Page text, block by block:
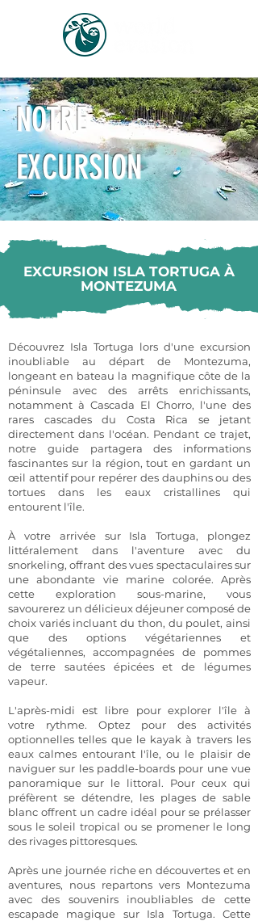
NOTRE
EXCURSION
EXCURSION ISLA TORTUGA À
MONTEZUMA
Découvrez Isla Tortuga lors d'une excursion
inoubliable au départ de Montezuma,
longeant en bateau la magnifique côte de la
péninsule avec des arrêts enrichissants,
notamment à Cascada El Chorro, l'une des
rares cascades du Costa Rica se jetant
directement dans l'océan. Pendant ce trajet,
notre guide partagera des informations
fascinantes sur la région, tout en gardant un
œil attentif pour repérer des dauphins ou des
tortues dans les eaux cristallines qui
entourent l'île.
À votre arrivée sur Isla Tortuga, plongez
littéralement dans l'aventure avec du
snorkeling, offrant des vues spectaculaires sur
une abondante vie marine colorée. Après
cette exploration sous-marine, vous
savourerez un délicieux déjeuner composé de
choix variés incluant du thon, du poulet, ainsi
que des options végétariennes et
végétaliennes, accompagnées de pommes
de terre sautées épicées et de légumes
vapeur.
L'après-midi est libre pour explorer l'île à
votre rythme. Optez pour des activités
optionnelles telles que le kayak à travers les
eaux calmes entourant l'île, ou le plaisir de
naviguer sur les paddle-boards pour une vue
panoramique sur le littoral. Pour ceux qui
préfèrent se détendre, les plages de sable
blanc offrent un cadre idéal pour se prélasser
sous le soleil tropical ou se promener le long
des rivages pittoresques.
Après une journée riche en découvertes et en
aventures, nous repartons vers Montezuma
avec des souvenirs inoubliables de cette
escapade magique sur Isla Tortuga. Cette